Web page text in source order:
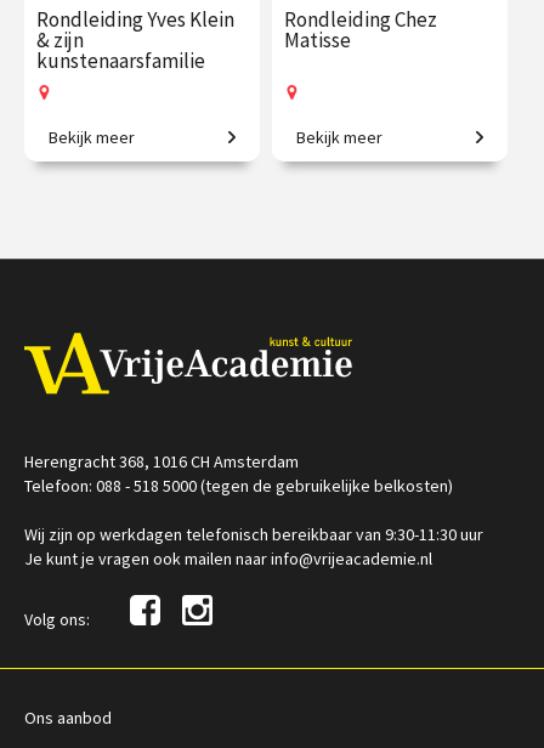
Rondleiding Yves Klein
& zijn
kunstenaarsfamilie
Van monochroom tot
kosmische kleuren.
sep.
Bekijk meer
Rondleiding Chez
Matisse
Beleef de kunst van Matisse
van dichtbij.
okt.
Bekijk meer
Herengracht 368, 1016 CH Amsterdam
Telefoon: 088 - 518 5000 (tegen de gebruikelijke belkosten)
Wij zijn op werkdagen telefonisch bereikbaar van 9:30-11:30 uur
Je kunt je vragen ook mailen naar info@vrijeacademie.nl
Volg ons:
Ons aanbod